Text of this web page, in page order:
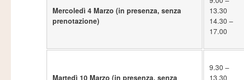
Mercoledì 4 Marzo (in presenza, senza
prenotazione)
13.30
14.30 –
17.00
Martedì 10 Marzo (in presenza, senza
9.30 –
13.30